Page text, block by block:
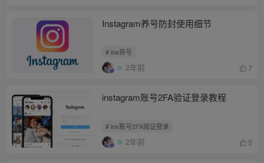
Instagram养号防封使用细节
# ins养号
2年前 7
instagram账号2FA验证登录教程
# ins账号2FA验证登录
2年前 5